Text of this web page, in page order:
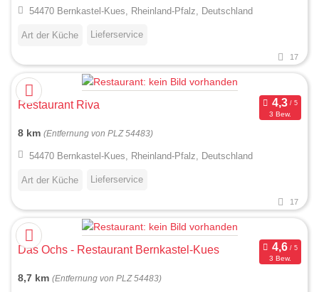
54470 Bernkastel-Kues, Rheinland-Pfalz, Deutschland
Art der Küche Lieferservice
17
Restaurant Riva
3 Bew.
8 km (Entfernung von PLZ 54483)
54470 Bernkastel-Kues, Rheinland-Pfalz, Deutschland
Art der Küche Lieferservice
17
Das Ochs - Restaurant Bernkastel-Kues
3 Bew.
8,7 km (Entfernung von PLZ 54483)